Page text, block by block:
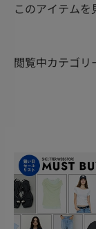
このアイテム
閲覧中カテゴリ